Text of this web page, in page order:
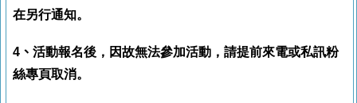
在另行通知。
4 、 活動報名後，因故無法參加活動，請提前來電或私訊粉
絲專頁取消。